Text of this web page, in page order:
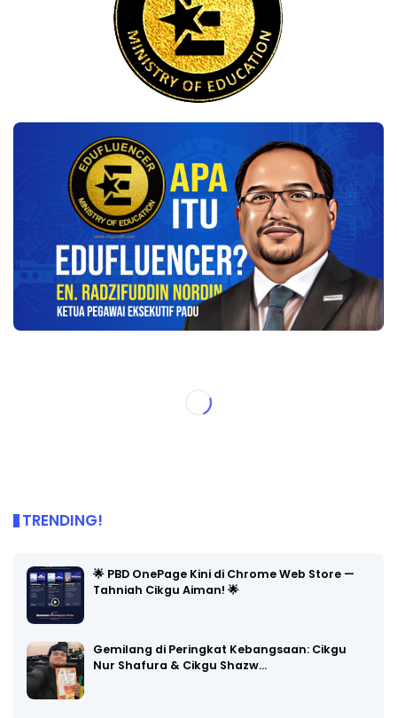
TRENDING!
🌟 PBD OnePage Kini di Chrome Web Store —
Tahniah Cikgu Aiman! 🌟
Gemilang di Peringkat Kebangsaan: Cikgu
Nur Shafura & Cikgu Shazw…